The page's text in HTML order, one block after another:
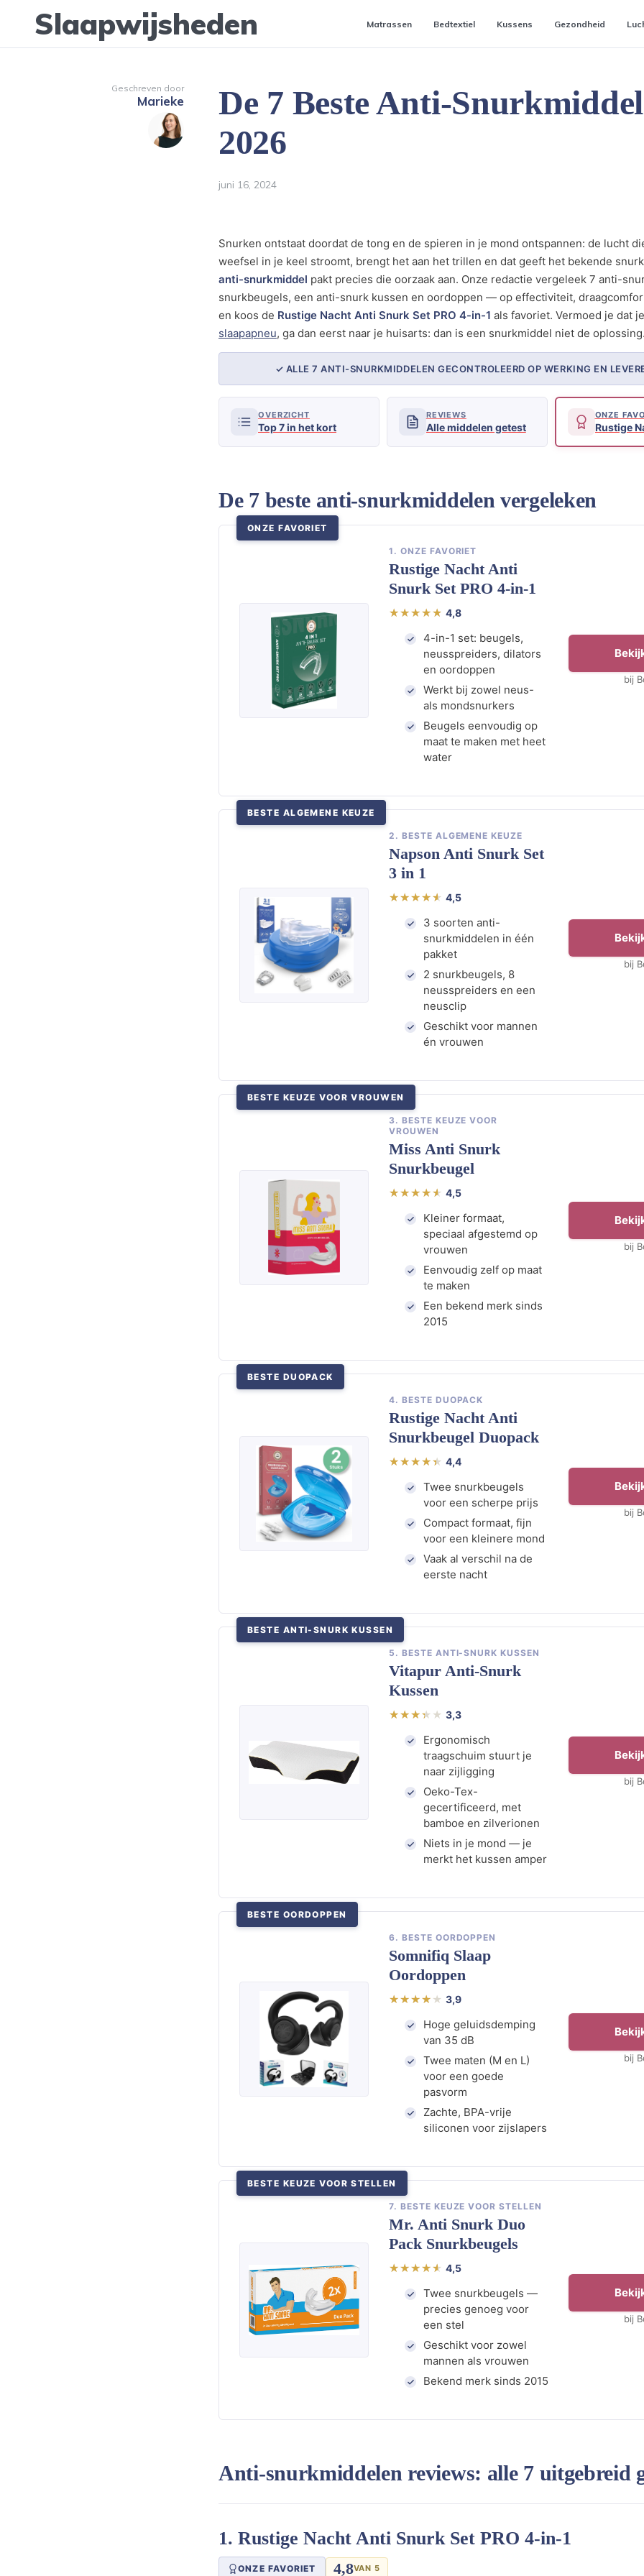
Slaapwijsheden Matrassen Bedtextiel Kussens Gezondheid
Geschreven door
Marieke
De 7 Beste Anti-
2026
juni 16, 2024
Snurken ontstaat doordat de tong en de spieren in je mond ontspannen: de lucht
weefsel in je keel stroomt, brengt het aan het trillen en dat geeft het bekende
anti-snurkmiddel pakt precies die oorzaak aan. Onze redactie vergeleek 7 anti-
snurkbeugels, een anti-snurk kussen en oordoppen — op effectiviteit,
en koos de Rustige Nacht Anti Snurk Set PRO 4-in-1 als favoriet. Vermoed je dat
slaapapneu, ga dan eerst naar je huisarts: dan is een snurkmiddel niet de oplossing.
✓ ALLE 7 ANTI-SNURKMIDDELEN GECONTROLEERD OP WERKING EN
OVERZICHT
Top 7 in het kort
REVIEWS
Alle middelen getest
ONZE
Rustige
De 7 beste anti-snurkmiddelen vergeleken
ONZE FAVORIET
1. ONZE FAVORIET
Rustige Nacht Anti
Snurk Set PRO 4-in-1
4,8
4-in-1 set: beugels,
neusspreiders, dilators
en oordoppen
Werkt bij zowel neus-
als mondsnurkers
Beugels eenvoudig op
maat te maken met heet
water
bij
BESTE ALGEMENE KEUZE
2. BESTE ALGEMENE KEUZE
Napson Anti Snurk Set
3 in 1
4,5
3 soorten anti-
snurkmiddelen in één
pakket
2 snurkbeugels, 8
neusspreiders en een
neusclip
Geschikt voor mannen
én vrouwen
bij
BESTE KEUZE VOOR VROUWEN
3. BESTE KEUZE VOOR
VROUWEN
Miss Anti Snurk
Snurkbeugel
4,5
Kleiner formaat,
speciaal afgestemd op
vrouwen
Eenvoudig zelf op maat
te maken
Een bekend merk sinds
2015
bij
BESTE DUOPACK
4. BESTE DUOPACK
Rustige Nacht Anti
Snurkbeugel Duopack
4,4
Twee snurkbeugels
voor een scherpe prijs
Compact formaat, fijn
voor een kleinere mond
Vaak al verschil na de
eerste nacht
bij
BESTE ANTI-SNURK KUSSEN
5. BESTE ANTI-SNURK KUSSEN
Vitapur Anti-Snurk
Kussen
3,3
Ergonomisch
traagschuim stuurt je
naar zijligging
Oeko-Tex-
gecertificeerd, met
bamboe en zilverionen
Niets in je mond — je
merkt het kussen amper
bij
BESTE OORDOPPEN
6. BESTE OORDOPPEN
Somnifiq Slaap
Oordoppen
3,9
Hoge geluidsdemping
van 35 dB
Twee maten (M en L)
voor een goede
pasvorm
Zachte, BPA-vrije
siliconen voor zijslapers
bij
BESTE KEUZE VOOR STELLEN
7. BESTE KEUZE VOOR STELLEN
Mr. Anti Snurk Duo
Pack Snurkbeugels
4,5
Twee snurkbeugels —
precies genoeg voor
een stel
Geschikt voor zowel
mannen als vrouwen
Bekend merk sinds 2015
bij
Anti-snurkmiddelen reviews: alle 7 uitgebreid
1. Rustige Nacht Anti Snurk Set PRO 4-in-1
ONZE FAVORIET 4,8VAN 5